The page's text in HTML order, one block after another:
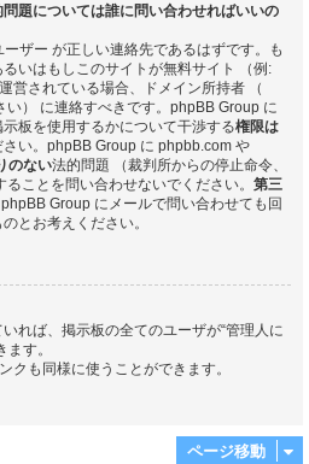
題については誰に問い合わせればいいの
ザー が正しい連絡先であるはずです。も
いはもしこのサイトが無料サイト （例:
営されている場合、ドメイン所持者 （
い） に連絡すべきです。phpBB Group に
板を使用するかについて干渉する権限は
い。phpBB Group に phpbb.com や
のない法的問題 （裁判所からの停止命令、
ことを問い合わせないでください。 第三
Group にメールで問い合わせても回
とお考えください。
れば、掲示板の全てのユーザが“管理人に
す。
クも同様に使うことができます。
ページ移動